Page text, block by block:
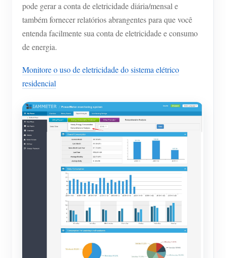
pode gerar a conta de eletricidade diária/mensal e
também fornecer relatórios abrangentes para que você
entenda facilmente sua conta de eletricidade e consumo
de energia.
Monitore o uso de eletricidade do sistema elétrico
residencial